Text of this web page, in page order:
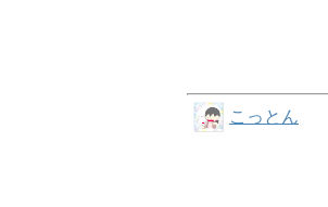
こっとん